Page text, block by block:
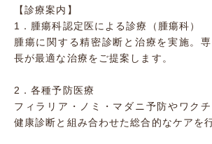
【診療案内】
1．腫瘍科認定医による診療（腫瘍科）
腫瘍に関する精密診断と治療を実施。
長が最適な治療をご提案します。
2．各種予防医療
フィラリア・ノミ・マダニ予防やワクチ
健康診断と組み合わせた総合的なケアを